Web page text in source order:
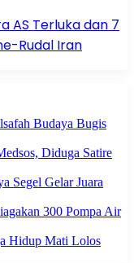
AS Terluka dan 7
Rudal Iran
Budaya Bugis
Diduga Satire
Segel Gelar Juara
300 Pompa Air
Hidup Mati Lolos